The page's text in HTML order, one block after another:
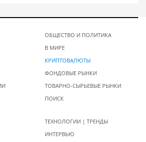
ОБЩЕСТВО И ПОЛИТИКА
В МИРЕ
КРИПТОВАЛЮТЫ
ФОНДОВЫЕ РЫНКИ
ТОВАРНО-СЫРЬЕВЫЕ РЫНКИ
ПОИСК
ТЕХНОЛОГИИ | ТРЕНДЫ
ИНТЕРВЬЮ